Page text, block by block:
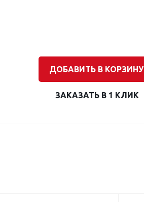
ДОБАВИТЬ В КОРЗИНУ
ЗАКАЗАТЬ В 1 КЛИК